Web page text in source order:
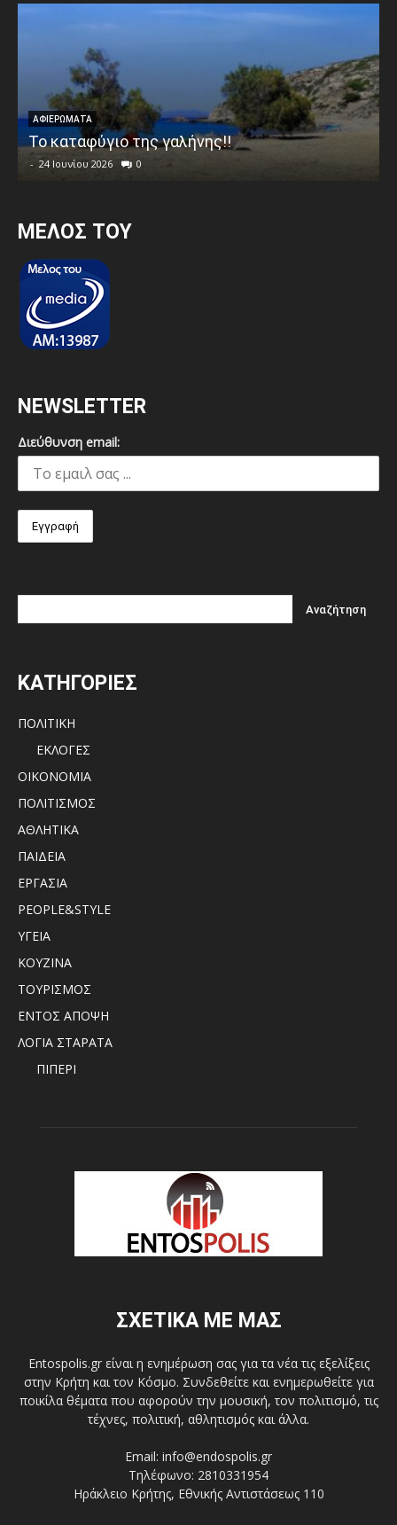
ΑΦΙΕΡΩΜΑΤΑ
Το καταφύγιο της γαλήνης!!
- 24 Ιουνίου 2026 0
MEΛΟΣ ΤΟΥ
NEWSLETTER
Διεύθυνση email:
ΚΑΤΗΓΟΡΙΕΣ
ΠΟΛΙΤΙΚΗ
ΕΚΛΟΓΕΣ
ΟΙΚΟΝΟΜΙΑ
ΠΟΛΙΤΙΣΜΟΣ
ΑΘΛΗΤΙΚΑ
ΠΑΙΔΕΙΑ
ΕΡΓΑΣΙΑ
PEOPLE&STYLE
ΥΓΕΙΑ
ΚΟΥΖΙΝΑ
ΤΟΥΡΙΣΜΟΣ
ΕΝΤΟΣ ΑΠΟΨΗ
ΛΟΓΙΑ ΣΤΑΡΑΤΑ
ΠΙΠΕΡΙ
ΣΧΕΤΙΚΑ ΜΕ ΜΑΣ
Entospolis.gr είναι η ενημέρωση σας για τα νέα τις εξελίξεις
στην Κρήτη και τον Κόσμο. Συνδεθείτε και ενημερωθείτε για
ποικίλα θέματα που αφορούν την μουσική, τον πολιτισμό, τις
τέχνες, πολιτική, αθλητισμός και άλλα.
Email: info@endospolis.gr
Τηλέφωνο: 2810331954
Ηράκλειο Κρήτης, Εθνικής Αντιστάσεως 110